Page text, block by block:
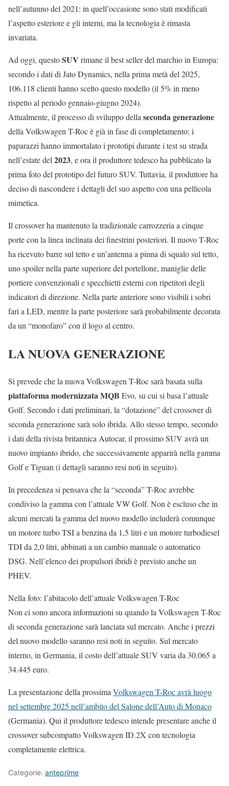
nell’autunno del 2021: in quell’occasione sono stati modificati
l’aspetto esteriore e gli interni, ma la tecnologia è rimasta
invariata.
Ad oggi, questoSUV rimane il best seller del marchio in Europa:
secondo i dati di Jato Dynamics, nella prima metà del 2025,
106.118 clienti hanno scelto questo modello (il 5% in meno
rispetto al periodo gennaio-giugno 2024).
Attualmente, il processo di sviluppo della seconda generazione
della Volkswagen T-Roc è già in fase di completamento: i
paparazzi hanno immortalato i prototipi durante i test su strada
nell’estate del 2023, e ora il produttore tedesco ha pubblicato la
prima foto del prototipo del futuro SUV. Tuttavia, il produttore ha
deciso di nascondere i dettagli del suo aspetto con una pellicola
mimetica.
Il crossover ha mantenuto la tradizionale carrozzeria a cinque
porte con la linea inclinata dei finestrini posteriori. Il nuovo T-Roc
ha ricevuto barre sul tetto e un’antenna a pinna di squalo sul tetto,
uno spoiler nella parte superiore del portellone, maniglie delle
portiere convenzionali e specchietti esterni con ripetitori degli
indicatori di direzione. Nella parte anteriore sono visibili i sobri
fari a LED, mentre la parte posteriore sarà probabilmente decorata
da un “monofaro” con il logo al centro.
LA NUOVA GENERAZIONE
Si prevede che la nuova Volkswagen T-Roc sarà basata sulla
piattaforma modernizzata MQB Evo, su cui si basa l’attuale
Golf. Secondo i dati preliminari, la “dotazione” del crossover di
seconda generazione sarà solo ibrida. Allo stesso tempo, secondo
i dati della rivista britannica Autocar, il prossimo SUV avrà un
nuovo impianto ibrido, che successivamente apparirà nella gamma
Golf e Tiguan (i dettagli saranno resi noti in seguito).
In precedenza si pensava che la “seconda” T-Roc avrebbe
condiviso la gamma con l’attuale VW Golf. Non è escluso che in
alcuni mercati la gamma del nuovo modello includerà comunque
un motore turbo TSI a benzina da 1,5 litri e un motore turbodiesel
TDI da 2,0 litri, abbinati a un cambio manuale o automatico
DSG. Nell’elenco dei propulsori ibridi è previsto anche un
PHEV.
Nella foto: l’abitacolo dell’attuale Volkswagen T-Roc
Non ci sono ancora informazioni su quando la Volkswagen T-Roc
di seconda generazione sarà lanciata sul mercato. Anche i prezzi
del nuovo modello saranno resi noti in seguito. Sul mercato
interno, in Germania, il costo dell’attuale SUV varia da 30.065 a
34.445 euro.
La presentazione della prossimaVolkswagen T-Roc avrà luogo
nel settembre 2025 nell’ambito del Salone dell’Auto di Monaco
(Germania). Qui il produttore tedesco intende presentare anche il
crossover subcompatto Volkswagen ID.2X con tecnologia
completamente elettrica.
Categorie: anteprime